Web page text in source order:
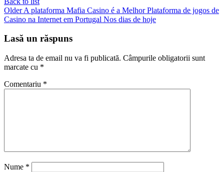
Older A plataforma Mafia Casino é a Melhor Plataforma de jogos de
Casino na Internet em Portugal Nos dias de hoje
Lasă un răspuns
Adresa ta de email nu va fi publicată. Câmpurile obligatorii sunt
marcate cu *
Comentariu *
Nume *